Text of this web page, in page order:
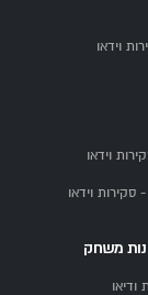
וידאו
וידאו
סקירות וידאו
משחק